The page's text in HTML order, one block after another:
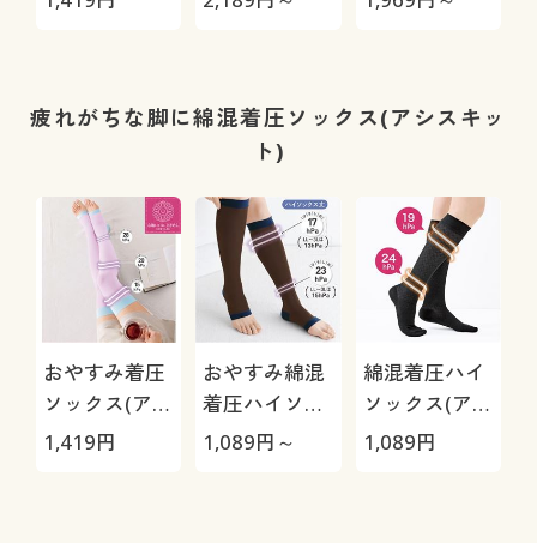
本製)
疲れがちな脚に綿混着圧ソックス(アシスキッ
ト)
おやすみ着圧
ソックス(アシ
スキット®)
1,419円
おやすみ綿混
着圧ハイソッ
クス(アシスキ
1,089円～
綿混着圧ハイ
ソックス(アシ
スキット®)
1,089円